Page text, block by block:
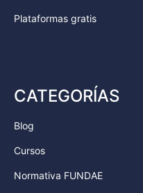
Plataformas gratis
CATEGORÍAS
Blog
Cursos
Normativa FUNDAE